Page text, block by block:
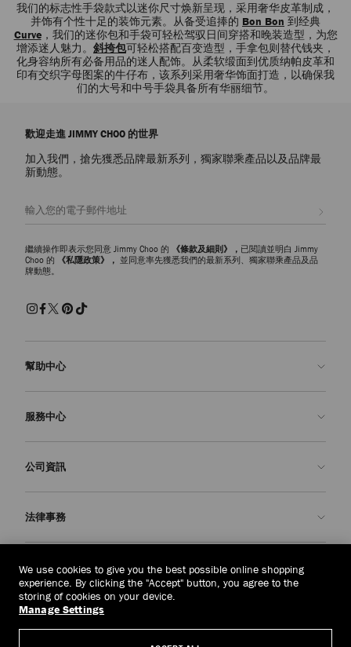
頁
我们的标志性手袋款式以迷你尺寸焕新呈现，采用奢华皮革制成，
并饰有个性十足的装饰元素。从备受追捧的 Bon Bon 到经典
Curve，我们的迷你包和手袋可轻松驾驭日间穿搭和晚装造型，为您
增添迷人魅力。 斜挎包可轻松搭配百变造型，手拿包则替代钱夹，
化身容纳所有必备用品的迷人配饰。从柔软缎面到优质纳帕皮革和
印有交织字母图案的牛仔布，该系列采用奢华饰面打造，以确保我
们的大号和中号手袋具备所有华丽细节。
歡迎走進 JIMMY CHOO 的世界
加入我們，搶先獲悉品牌最新系列，獨家聯乘產品以及品牌最
新動態。
繼續操作即表示您同意 Jimmy Choo 的 《條款及細則》， 已閱讀並明白 Jimmy
Choo 的
《私隱政策》， 並同意率先獲悉我們的最新系列、獨家聯乘產品及品
牌動態。
幫助中心
常見問題解答
申請退貨
送貨
服務中心
定制服務
保修服務
公司資訊
我們的歷史
我們的影響與責任
我們的影響
匠心工藝
法律事務
條款與條件
被遺忘權
主體存取請求表
東帝汶(HK$)
We use cookies to give you the best possible online shopping
experience. By clicking the "Accept" button, you agree to the
storing of cookies on your device.
Manage Settings